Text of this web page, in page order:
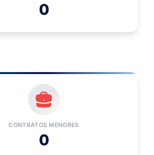
0
CONTRATOS MENORES
0